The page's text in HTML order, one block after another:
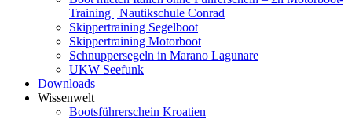
Training | Nautikschule Conrad
Skippertraining Segelboot
Skippertraining Motorboot
Schnuppersegeln in Marano Lagunare
UKW Seefunk
Downloads
Wissenwelt
Bootsführerschein Kroatien